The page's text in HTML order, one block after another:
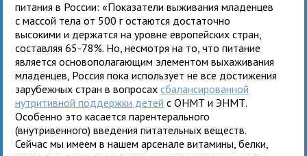
питания в России: «Показатели выживания младенцев
с массой тела от 500 г остаются достаточно
высокими и держатся на уровне европейских стран,
составляя 65-78%. Но, несмотря на то, что питание
является основополагающим элементом выхаживания
младенцев, Россия пока использует не все достижения
зарубежных стран в вопросахсбалансированной
нутритивной поддержки детей с ОНМТ и ЭНМТ.
Особенно это касается парентерального
(внутривенного) введения питательных веществ.
Сейчас мы имеем в нашем арсенале витамины, белки,